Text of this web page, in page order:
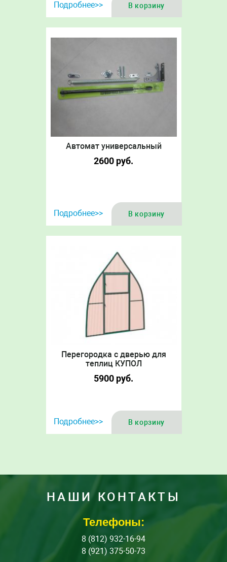
Подробнее>> В корзину
Автомат универсальный
2600 руб.
Подробнее>> В корзину
Перегородка с дверью для
теплиц КУПОЛ
5900 руб.
Подробнее>> В корзину
НАШИ КОНТАКТЫ
Телефоны:
8 (812) 932-16-94
8 (921) 375-50-73